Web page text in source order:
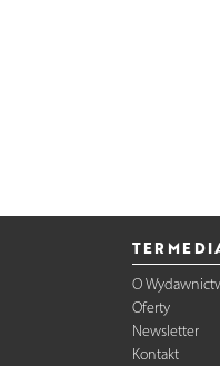
O
Oferty
Newsletter
Kontakt